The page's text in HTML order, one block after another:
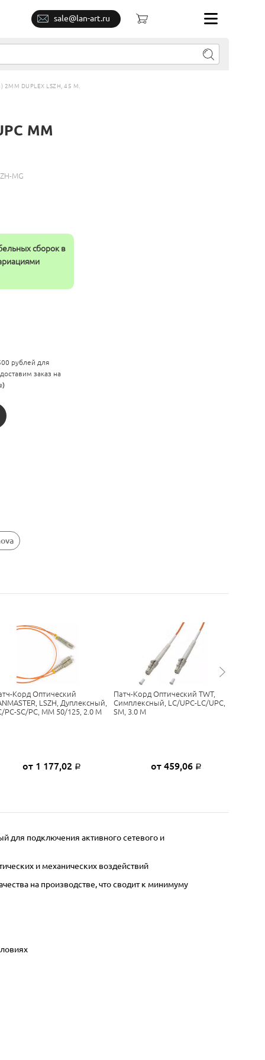
sale@lan-art.ru
DUPLEX LSZH, 45 М.
MM
MG
сборок в
рублей для
заказ на
Корд Оптический
LSZH, Дуплексный,
PC-SC/PC, MM 50/125, 2.0 М
от 1 177,02 Р
Патч-Корд Оптический TWT,
Симплексный, LC/UPC-LC/UPC,
SM, 3.0 М
от 459,06 Р
для подключения активного сетевого и
и механических воздействий
на производстве, что сводит к минимуму